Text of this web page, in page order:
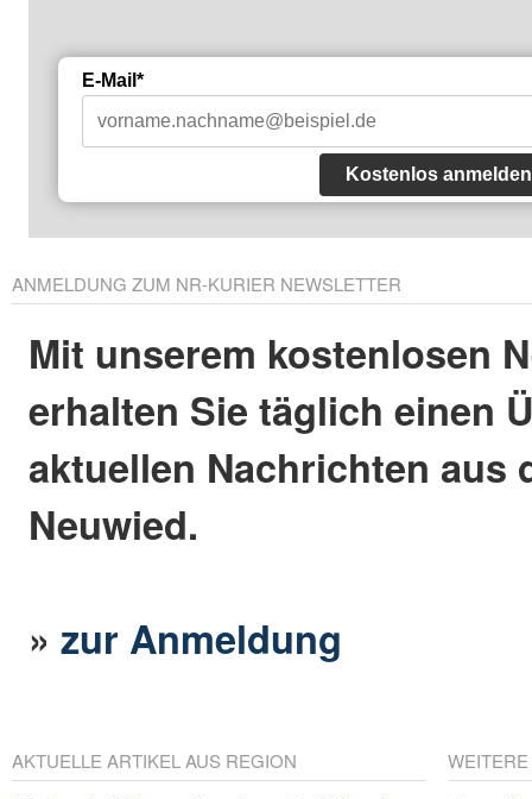
E-Mail*
Kostenlos anmelden
ANMELDUNG ZUM NR-KURIER NEWSLETTER
Mit unserem kostenlosen
erhalten Sie täglich einen
aktuellen Nachrichten aus
Neuwied.
»zur Anmeldung
AKTUELLE ARTIKEL AUS REGION